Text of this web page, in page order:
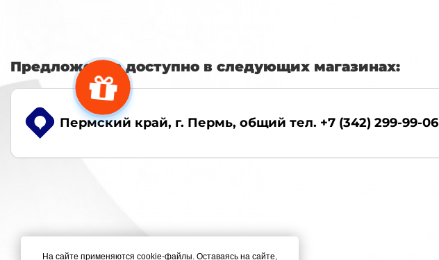
Предложение доступно в следующих магазинах:
Пермский край, г. Пермь, общий тел. +7 (342) 299-99-06
На сайте применяются cookie-файлы. Оставаясь на сайте,